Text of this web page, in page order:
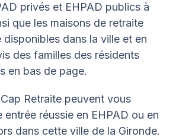
privés et EHPAD publics à
que les maisons de retraite
disponibles dans la ville et en
des familles des résidents
en bas de page.
Retraite peuvent vous
entrée réussie en EHPAD ou en
dans cette ville de la Gironde.